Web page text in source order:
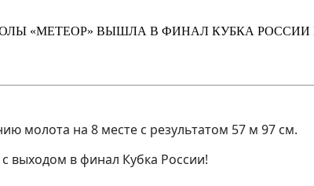
«МЕТЕОР» ВЫШЛА В ФИНАЛ КУБКА
молота на 8 месте с результатом 57 м 97 см.
выходом в финал Кубка России!